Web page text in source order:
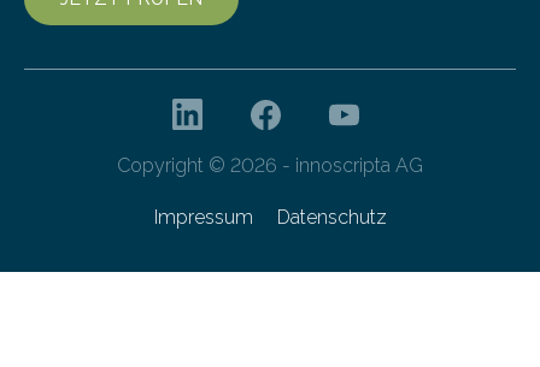
Copyright © 2026 - innoscripta AG
Impressum Datenschutz